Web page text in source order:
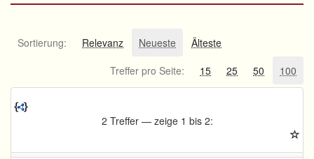
Sortierung: Relevanz Neueste
Älteste
Treffer pro Seite:
15 25 50 100
2 Treffer — zeige 1 bis 2: